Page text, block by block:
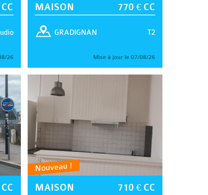
26
MAISON 770 € CC
T2
GRADIGNAN
Mise à jour le 07/08/26
Nouveau !
MAISON 710 € CC